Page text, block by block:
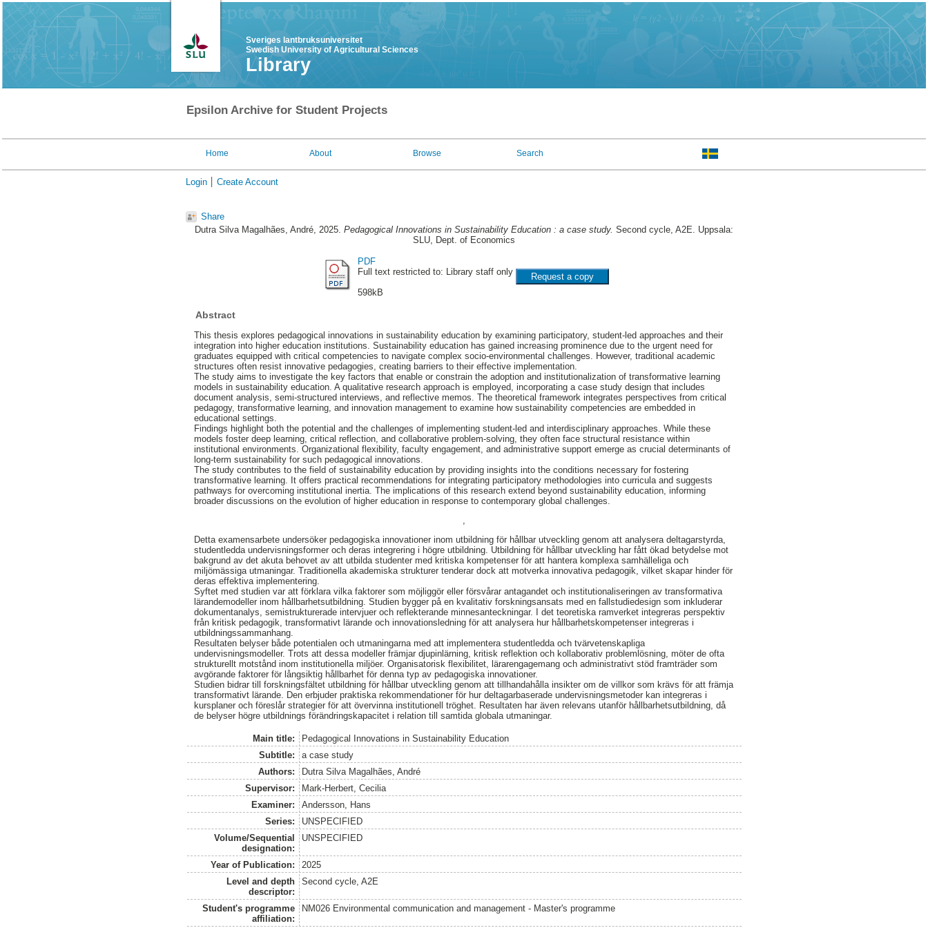
Sveriges lantbruksuniversitet
Swedish University of Agricultural Sciences
Library
Epsilon Archive for Student Projects
Home About Browse Search
Login Create Account
Share
Dutra Silva Magalhães, André, 2025. Pedagogical Innovations in Sustainability Education : a case study. Second cycle, A2E. Uppsala:
SLU, Dept. of Economics
PDF
Full text restricted to: Library staff only
598kB
Abstract
This thesis explores pedagogical innovations in sustainability education by examining participatory, student-led approaches and their
integration into higher education institutions. Sustainability education has gained increasing prominence due to the urgent need for
graduates equipped with critical competencies to navigate complex socio-environmental challenges. However, traditional academic
structures often resist innovative pedagogies, creating barriers to their effective implementation.
The study aims to investigate the key factors that enable or constrain the adoption and institutionalization of transformative learning
models in sustainability education. A qualitative research approach is employed, incorporating a case study design that includes
document analysis, semi-structured interviews, and reflective memos. The theoretical framework integrates perspectives from critical
pedagogy, transformative learning, and innovation management to examine how sustainability competencies are embedded in
educational settings.
Findings highlight both the potential and the challenges of implementing student-led and interdisciplinary approaches. While these
models foster deep learning, critical reflection, and collaborative problem-solving, they often face structural resistance within
institutional environments. Organizational flexibility, faculty engagement, and administrative support emerge as crucial determinants of
long-term sustainability for such pedagogical innovations.
The study contributes to the field of sustainability education by providing insights into the conditions necessary for fostering
transformative learning. It offers practical recommendations for integrating participatory methodologies into curricula and suggests
pathways for overcoming institutional inertia. The implications of this research extend beyond sustainability education, informing
broader discussions on the evolution of higher education in response to contemporary global challenges.
Detta examensarbete undersöker pedagogiska innovationer inom utbildning för hållbar utveckling genom att analysera deltagarstyrda,
studentledda undervisningsformer och deras integrering i högre utbildning. Utbildning för hållbar utveckling har fått ökad betydelse mot
bakgrund av det akuta behovet av att utbilda studenter med kritiska kompetenser för att hantera komplexa samhälleliga och
miljömässiga utmaningar. Traditionella akademiska strukturer tenderar dock att motverka innovativa pedagogik, vilket skapar hinder för
deras effektiva implementering.
Syftet med studien var att förklara vilka faktorer som möjliggör eller försvårar antagandet och institutionaliseringen av transformativa
lärandemodeller inom hållbarhetsutbildning. Studien bygger på en kvalitativ forskningsansats med en fallstudiedesign som inkluderar
dokumentanalys, semistrukturerade intervjuer och reflekterande minnesanteckningar. I det teoretiska ramverket integreras perspektiv
från kritisk pedagogik, transformativt lärande och innovationsledning för att analysera hur hållbarhetskompetenser integreras i
utbildningssammanhang.
Resultaten belyser både potentialen och utmaningarna med att implementera studentledda och tvärvetenskapliga
undervisningsmodeller. Trots att dessa modeller främjar djupinlärning, kritisk reflektion och kollaborativ problemlösning, möter de ofta
strukturellt motstånd inom institutionella miljöer. Organisatorisk flexibilitet, lärarengagemang och administrativt stöd framträder som
avgörande faktorer för långsiktig hållbarhet för denna typ av pedagogiska innovationer.
Studien bidrar till forskningsfältet utbildning för hållbar utveckling genom att tillhandahålla insikter om de villkor som krävs för att främja
transformativt lärande. Den erbjuder praktiska rekommendationer för hur deltagarbaserade undervisningsmetoder kan integreras i
kursplaner och föreslår strategier för att övervinna institutionell tröghet. Resultaten har även relevans utanför hållbarhetsutbildning, då
de belyser högre utbildnings förändringskapacitet i relation till samtida globala utmaningar.
Main title:
Pedagogical Innovations in Sustainability Education
Subtitle:
a case study
Authors:
Dutra Silva Magalhães, André
Supervisor:
Mark-Herbert, Cecilia
Examiner:
Andersson, Hans
Series:
UNSPECIFIED
Volume/Sequential
designation:
UNSPECIFIED
Year of Publication:
2025
Level and depth
descriptor:
Second cycle, A2E
Student's programme
affiliation:
NM026 Environmental communication and management - Master's programme